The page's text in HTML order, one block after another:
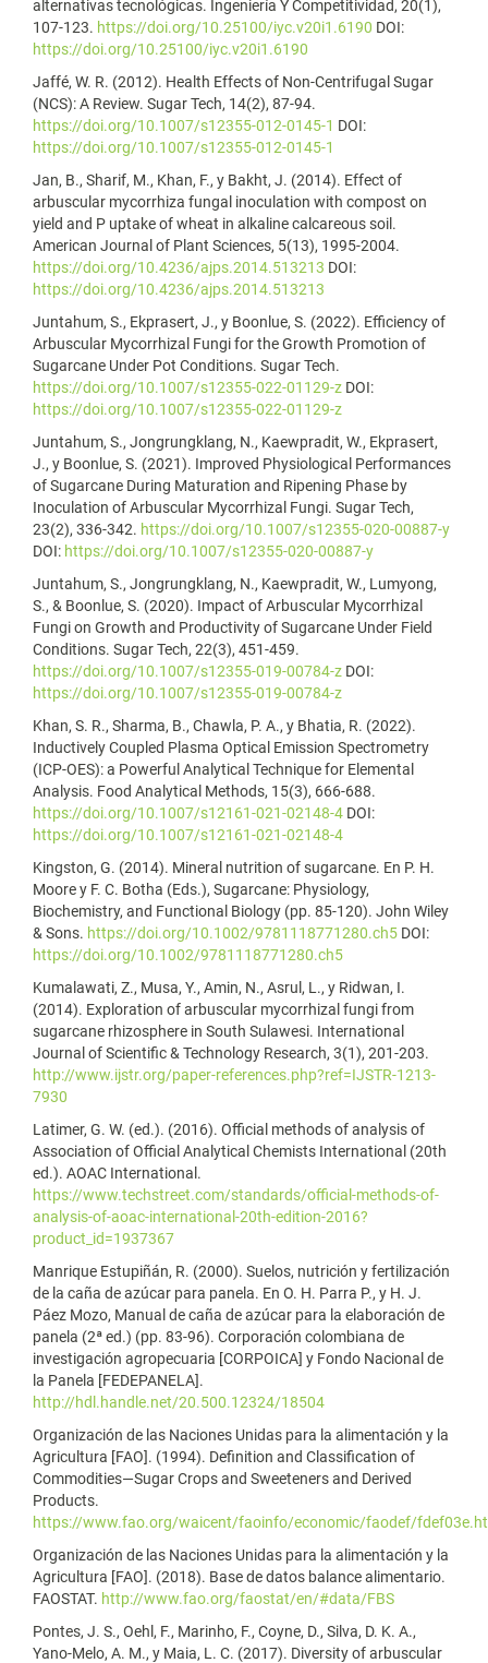
alternativas tecnológicas. Ingeniería Y Competitividad, 20(1),
107-123. https://doi.org/10.25100/iyc.v20i1.6190 DOI:
https://doi.org/10.25100/iyc.v20i1.6190
Jaffé, W. R. (2012). Health Effects of Non-Centrifugal Sugar
(NCS): A Review. Sugar Tech, 14(2), 87-94.
https://doi.org/10.1007/s12355-012-0145-1 DOI:
https://doi.org/10.1007/s12355-012-0145-1
Jan, B., Sharif, M., Khan, F., y Bakht, J. (2014). Effect of
arbuscular mycorrhiza fungal inoculation with compost on
yield and P uptake of wheat in alkaline calcareous soil.
American Journal of Plant Sciences, 5(13), 1995-2004.
https://doi.org/10.4236/ajps.2014.513213 DOI:
https://doi.org/10.4236/ajps.2014.513213
Juntahum, S., Ekprasert, J., y Boonlue, S. (2022). Efficiency of
Arbuscular Mycorrhizal Fungi for the Growth Promotion of
Sugarcane Under Pot Conditions. Sugar Tech.
https://doi.org/10.1007/s12355-022-01129-z DOI:
https://doi.org/10.1007/s12355-022-01129-z
Juntahum, S., Jongrungklang, N., Kaewpradit, W., Ekprasert,
J., y Boonlue, S. (2021). Improved Physiological Performances
of Sugarcane During Maturation and Ripening Phase by
Inoculation of Arbuscular Mycorrhizal Fungi. Sugar Tech,
23(2), 336-342. https://doi.org/10.1007/s12355-020-00887-y
DOI: https://doi.org/10.1007/s12355-020-00887-y
Juntahum, S., Jongrungklang, N., Kaewpradit, W., Lumyong,
S., & Boonlue, S. (2020). Impact of Arbuscular Mycorrhizal
Fungi on Growth and Productivity of Sugarcane Under Field
Conditions. Sugar Tech, 22(3), 451-459.
https://doi.org/10.1007/s12355-019-00784-z DOI:
https://doi.org/10.1007/s12355-019-00784-z
Khan, S. R., Sharma, B., Chawla, P. A., y Bhatia, R. (2022).
Inductively Coupled Plasma Optical Emission Spectrometry
(ICP-OES): a Powerful Analytical Technique for Elemental
Analysis. Food Analytical Methods, 15(3), 666-688.
https://doi.org/10.1007/s12161-021-02148-4 DOI:
https://doi.org/10.1007/s12161-021-02148-4
Kingston, G. (2014). Mineral nutrition of sugarcane. En P. H.
Moore y F. C. Botha (Eds.), Sugarcane: Physiology,
Biochemistry, and Functional Biology (pp. 85-120). John Wiley
& Sons. https://doi.org/10.1002/9781118771280.ch5 DOI:
https://doi.org/10.1002/9781118771280.ch5
Kumalawati, Z., Musa, Y., Amin, N., Asrul, L., y Ridwan, I.
(2014). Exploration of arbuscular mycorrhizal fungi from
sugarcane rhizosphere in South Sulawesi. International
Journal of Scientific & Technology Research, 3(1), 201-203.
http://www.ijstr.org/paper-references.php?ref=IJSTR-1213-
7930
Latimer, G. W. (ed.). (2016). Official methods of analysis of
Association of Official Analytical Chemists International (20th
ed.). AOAC International.
https://www.techstreet.com/standards/official-methods-of-
analysis-of-aoac-international-20th-edition-2016?
product_id=1937367
Manrique Estupiñán, R. (2000). Suelos, nutrición y fertilización
de la caña de azúcar para panela. En O. H. Parra P., y H. J.
Páez Mozo, Manual de caña de azúcar para la elaboración de
panela (2ª ed.) (pp. 83-96). Corporación colombiana de
investigación agropecuaria [CORPOICA] y Fondo Nacional de
la Panela [FEDEPANELA].
http://hdl.handle.net/20.500.12324/18504
Organización de las Naciones Unidas para la alimentación y la
Agricultura [FAO]. (1994). Definition and Classification of
Commodities—Sugar Crops and Sweeteners and Derived
Products.
https://www.fao.org/waicent/faoinfo/economic/faodef/
Organización de las Naciones Unidas para la alimentación y la
Agricultura [FAO]. (2018). Base de datos balance alimentario.
FAOSTAT. http://www.fao.org/faostat/en/#data/FBS
Pontes, J. S., Oehl, F., Marinho, F., Coyne, D., Silva, D. K. A.,
Yano‐Melo, A. M., y Maia, L. C. (2017). Diversity of arbuscular